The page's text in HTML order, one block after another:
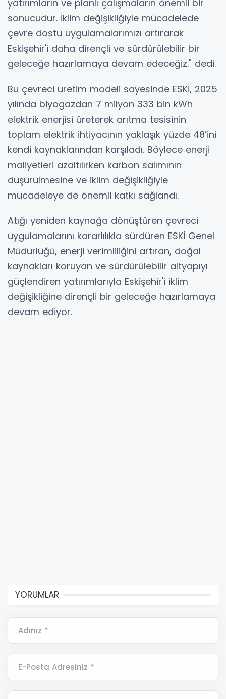
yatırımların ve planlı çalışmaların önemli bir
sonucudur. İklim değişikliğiyle mücadelede
çevre dostu uygulamalarımızı artırarak
Eskişehir'i daha dirençli ve sürdürülebilir bir
geleceğe hazırlamaya devam edeceğiz." dedi.
Bu çevreci üretim modeli sayesinde ESKİ, 2025
yılında biyogazdan 7 milyon 333 bin kWh
elektrik enerjisi üreterek arıtma tesisinin
toplam elektrik ihtiyacının yaklaşık yüzde 48’ini
kendi kaynaklarından karşıladı. Böylece enerji
maliyetleri azaltılırken karbon salımının
düşürülmesine ve iklim değişikliğiyle
mücadeleye de önemli katkı sağlandı.
Atığı yeniden kaynağa dönüştüren çevreci
uygulamalarını kararlılıkla sürdüren ESKİ Genel
Müdürlüğü, enerji verimliliğini artıran, doğal
kaynakları koruyan ve sürdürülebilir altyapıyı
güçlendiren yatırımlarıyla Eskişehir'i iklim
değişikliğine dirençli bir geleceğe hazırlamaya
devam ediyor.
YORUMLAR
Adınız *
E-Posta Adresiniz *